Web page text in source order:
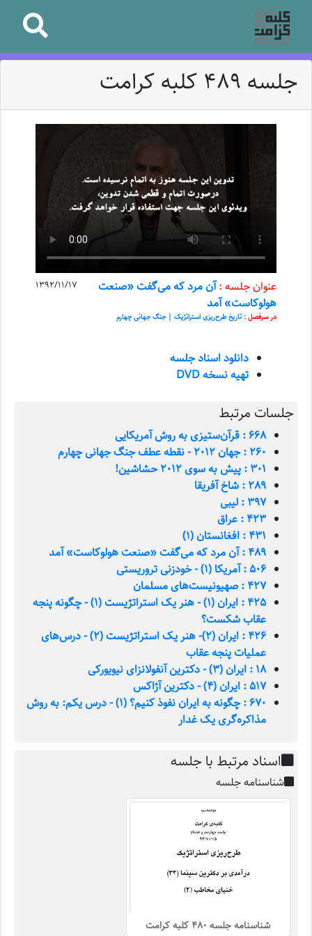
جلسه 489 کلبه کرامت
1392/11/17 عنوان جلسه :آن مرد که می‌گفت «صنعت
هولوکاست» آمد
در سرفصل : تاریخ طرح‌ریزی استراتژیک | جنگ جهانی چهارم
دانلود اسناد جلسه
تهیه نسخه DVD
جلسات مرتبط
668 : قرآن‌ستیزی به روش آمریکایی
260 : جهان 2012 - نقطه عطف جنگ جهانی چهارم
301 : پیش به سوی 2012 حشاشین!
289 : شاخ آفریقا
397 : لیبی
423 : عراق
431 : افغانستان (1)
489 : آن مرد که می‌گفت «صنعت هولوکاست» آمد
506 : آمریکا (1) - خودزنی تروریستی
427 : صهیونیست‌های مسلمان
425 : ایران (1) - هنر یک استراتژیست (1) - چگونه پنجه
عقاب شکست؟
426 : ایران (2)- هنر یک استراتژیست (2) - درس‌های
عملیات پنجه عقاب
18 : ایران (3) - دکترین آنفولانزای نیویورکی
517 : ایران (4) - دکترین آژاکس
670 : چگونه به ایران نفوذ کنیم؟ (1) - درس یکم: به روش
مذاکره‌گری یک غدار
اسناد مرتبط با جلسه
شناسنامه جلسه
شناسنامه جلسه 480 کلبه کرامت